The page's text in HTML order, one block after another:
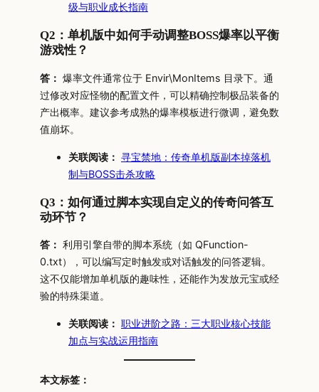
级与职业成长指南
Q2：单机版中如何手动调整BOSS爆率以平衡
游戏性？
答： 爆率文件通常位于 Envir\MonItems 目录下。通
过修改对应怪物的配置文件，可以精确控制极品装备的
产出概率。建议参考成熟的爆率模板进行微调，避免数
值崩坏。
关联阅读： 寻宝禁地：传奇单机版副本掉落机
制与BOSS击杀攻略
Q3：如何通过脚本实现自定义的传奇问答互
动环节？
答： 利用引擎自带的脚本系统（如 QFunction-
0.txt），可以编写定时触发或对话触发的问答逻辑。
这不仅能增加单机版的趣味性，还能作为发放元宝或经
验的特殊渠道。
关联阅读： 职业进阶之路：三大职业核心技能
加点与实战运用指南
本文标签：